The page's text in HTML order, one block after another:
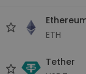
ETH
Tether